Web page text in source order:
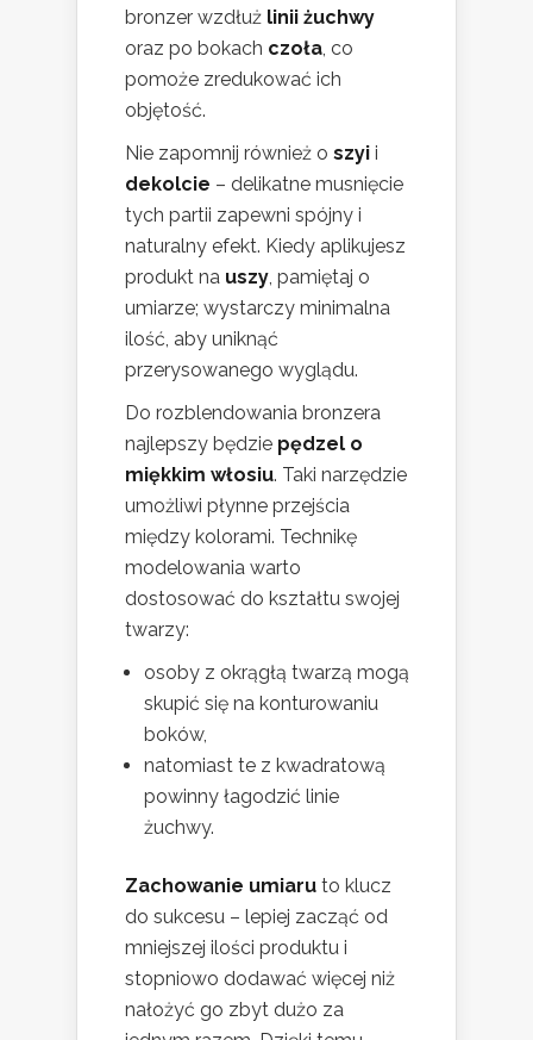
bronzer wzdłuż linii żuchwy
oraz po bokach czoła, co
pomoże zredukować ich
objętość.
Nie zapomnij również o szyi i
dekolcie – delikatne musnięcie
tych partii zapewni spójny i
naturalny efekt. Kiedy aplikujesz
produkt na uszy, pamiętaj o
umiarze; wystarczy minimalna
ilość, aby uniknąć
przerysowanego wyglądu.
Do rozblendowania bronzera
najlepszy będzie pędzel o
miękkim włosiu. Taki narzędzie
umożliwi płynne przejścia
między kolorami. Technikę
modelowania warto
dostosować do kształtu swojej
twarzy:
osoby z okrągłą twarzą mogą
skupić się na konturowaniu
boków,
natomiast te z kwadratową
powinny łagodzić linie
żuchwy.
Zachowanie umiaru to klucz
do sukcesu – lepiej zacząć od
mniejszej ilości produktu i
stopniowo dodawać więcej niż
nałożyć go zbyt dużo za